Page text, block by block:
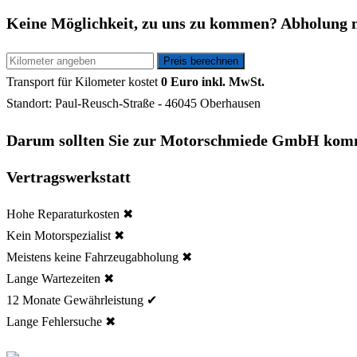
Keine Möglichkeit, zu uns zu kommen? Abholung
Transport fürKilometer kostet 0 Euro inkl. MwSt.
Standort: Paul-Reusch-Straße - 46045 Oberhausen
Darum sollten Sie zur Motorschmiede GmbH
Vertragswerkstatt
Hohe Reparaturkosten ✖
Kein Motorspezialist ✖
Meistens keine Fahrzeugabholung ✖
Lange Wartezeiten ✖
12 Monate Gewährleistung ✔
Lange Fehlersuche ✖